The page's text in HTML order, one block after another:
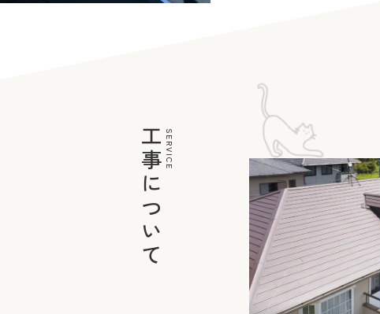
SERVICE
工事について